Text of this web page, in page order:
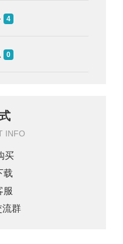
4
0
INFO
买
载
服
流群